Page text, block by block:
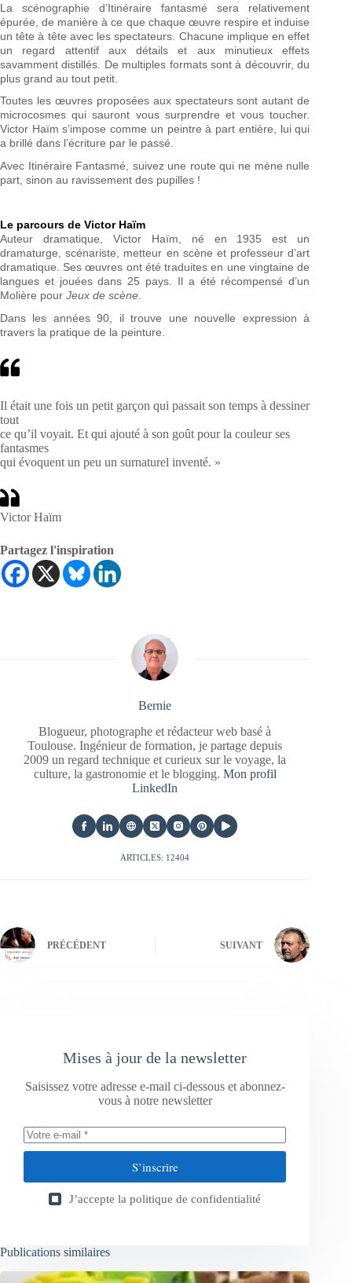
La scénographie d’Itinéraire fantasmé sera relativement
épurée, de manière à ce que chaque œuvre respire et induise
un tête à tête avec les spectateurs. Chacune implique en effet
un regard attentif aux détails et aux minutieux effets
savamment distillés. De multiples formats sont à découvrir, du
plus grand au tout petit.
Toutes les œuvres proposées aux spectateurs sont autant de
microcosmes qui sauront vous surprendre et vous toucher.
Victor Haïm s’impose comme un peintre à part entière, lui qui
a brillé dans l’écriture par le passé.
Avec Itinéraire Fantasmé, suivez une route qui ne mène nulle
part, sinon au ravissement des pupilles !
Le parcours de Victor Haïm
Auteur dramatique, Victor Haïm, né en 1935 est un
dramaturge, scénariste, metteur en scène et professeur d’art
dramatique. Ses œuvres ont été traduites en une vingtaine de
langues et jouées dans 25 pays. Il a été récompensé d’un
Molière pour Jeux de scène.
Dans les années 90, il trouve une nouvelle expression à
travers la pratique de la peinture.
Il était une fois un petit garçon qui passait son temps à dessiner
tout
ce qu’il voyait. Et qui ajouté à son goût pour la couleur ses
fantasmes
qui évoquent un peu un surnaturel inventé. »
Victor Haïm
Partagez l'inspiration
Bernie
Blogueur, photographe et rédacteur web basé à
Toulouse. Ingénieur de formation, je partage depuis
2009 un regard technique et curieux sur le voyage, la
culture, la gastronomie et le blogging. Mon profil
LinkedIn
ARTICLES: 12404
PRÉCÉDENT SUIVANT
Mises à jour de la newsletter
Saisissez votre adresse e-mail ci-dessous et abonnez-
vous à notre newsletter
S’inscrire
J’accepte la politique de confidentialité
Publications similaires